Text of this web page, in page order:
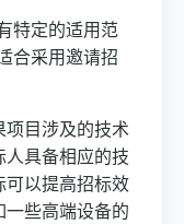
特定的适用范
合采用邀请招
项目涉及的技术
具备相应的技
可以提高招标效
些高端设备的